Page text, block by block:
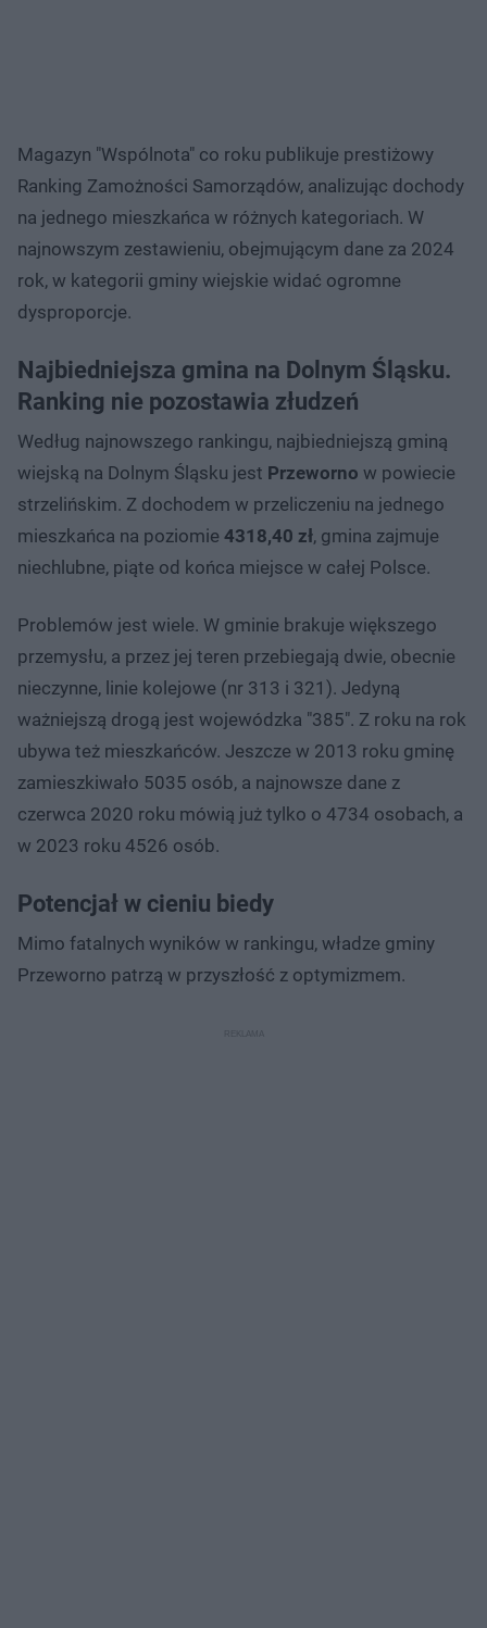
Magazyn "Wspólnota" co roku publikuje prestiżowy
Ranking Zamożności Samorządów, analizując dochody
na jednego mieszkańca w różnych kategoriach. W
najnowszym zestawieniu, obejmującym dane za 2024
rok, w kategorii gminy wiejskie widać ogromne
dysproporcje.
Najbiedniejsza gmina na Dolnym Śląsku.
Ranking nie pozostawia złudzeń
Według najnowszego rankingu, najbiedniejszą gminą
wiejską na Dolnym Śląsku jest Przeworno w powiecie
strzelińskim. Z dochodem w przeliczeniu na jednego
mieszkańca na poziomie 4318,40 zł, gmina zajmuje
niechlubne, piąte od końca miejsce w całej Polsce.
Problemów jest wiele. W gminie brakuje większego
przemysłu, a przez jej teren przebiegają dwie, obecnie
nieczynne, linie kolejowe (nr 313 i 321). Jedyną
ważniejszą drogą jest wojewódzka "385". Z roku na rok
ubywa też mieszkańców. Jeszcze w 2013 roku gminę
zamieszkiwało 5035 osób, a najnowsze dane z
czerwca 2020 roku mówią już tylko o 4734 osobach, a
w 2023 roku 4526 osób.
Potencjał w cieniu biedy
Mimo fatalnych wyników w rankingu, władze gminy
Przeworno patrzą w przyszłość z optymizmem.